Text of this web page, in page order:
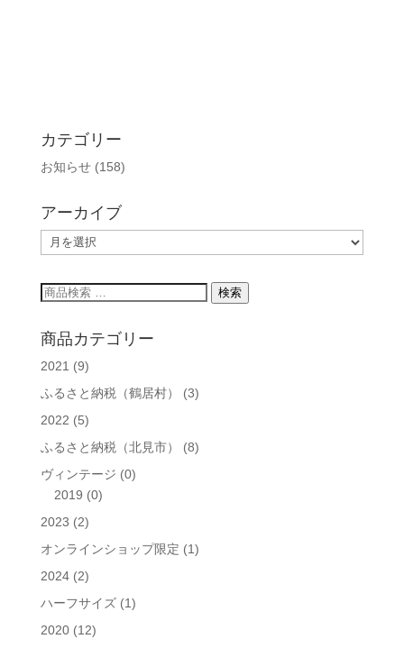
カテゴリー
お知らせ(158)
アーカイブ
ー
カ
イ
検
対
検索
商品カテゴリー
2021 (9)
ふるさと納税（鶴居村）
(3)
2022 (5)
ふるさと納税（北見市）
(8)
ヴィンテージ (0)
2019 (0)
2023 (2)
オンラインショップ限定 (1)
2024 (2)
ハーフサイズ (1)
2020 (12)